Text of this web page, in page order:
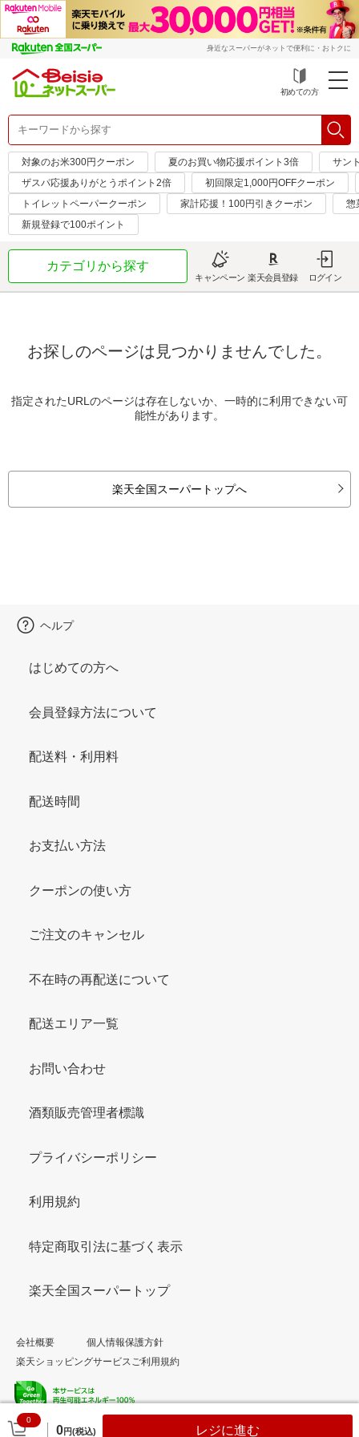
身近なスーパーがネットで便利に・おトクに
初めての方
対象のお米300円クーポン 夏のお買い物応援ポイント3倍
サン
ザスパ応援ありがとうポイント2倍
初回限定1,000円OFFクーポン
トイレットペーパークーポン
家計応援！100円引きクーポン
惣
新規登録で100ポイント
カテゴリから探す
キャンペーン 楽天会員登録 ログイン
お探しのページは見つかりませんでした。
指定されたURLのページは存在しないか、一時的に利用できない可
能性があります。
楽天全国スーパートップへ
0
0円(税込) レジに進む
ヘルプ
はじめての方へ
会員登録方法について
配送料・利用料
配送時間
お支払い方法
クーポンの使い方
ご注文のキャンセル
不在時の再配送について
配送エリア一覧
お問い合わせ
酒類販売管理者標識
プライバシーポリシー
利用規約
特定商取引法に基づく表示
楽天全国スーパートップ
会社概要
個人情報保護方針
楽天ショッピングサービスご利用規約
© Rakuten Group, Inc.